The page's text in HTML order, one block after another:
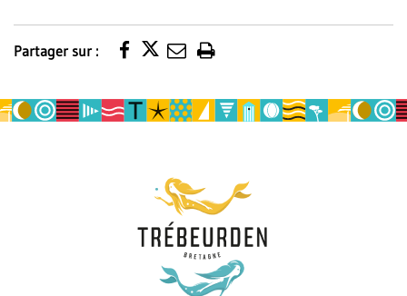
Partager sur :
Imprimer
page